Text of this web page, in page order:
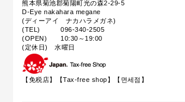
熊本県菊池郡菊陽町光の森2-29-5
D-Eye nakahara megane
(ディーアイ ナカハラメガネ)
(TEL) 096-340-2505
(OPEN) 10:30～19:00
(定休日) 水曜日
【免税店】【Tax-free shop 】【면세점】